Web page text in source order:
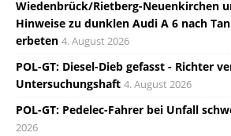
Wiedenbrück/Rietberg-Neuenkirchen
Hinweise zu dunklen Audi A 6 nach
erbeten 4. August 2026
POL-GT: Diesel-Dieb gefasst - Richter
Untersuchungshaft 4. August 2026
POL-GT: Pedelec-Fahrer bei Unfall
2026